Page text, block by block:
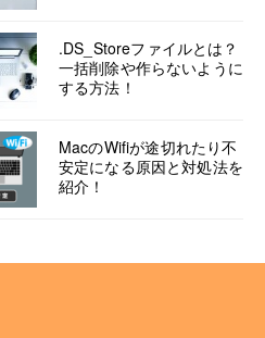
.DS_Storeファイルとは？
一括削除や作らないように
する方法！
MacのWifiが途切れたり不
安定になる原因と対処法を
紹介！